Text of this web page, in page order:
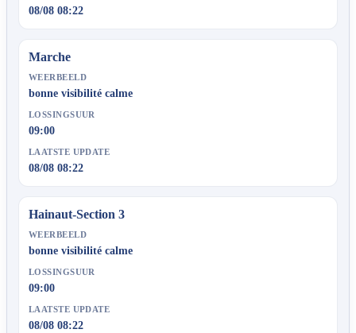
08/08 08:22
Marche
WEERBEELD
bonne visibilité calme
LOSSINGSUUR
09:00
LAATSTE UPDATE
08/08 08:22
Hainaut-Section 3
WEERBEELD
bonne visibilité calme
LOSSINGSUUR
09:00
LAATSTE UPDATE
08/08 08:22